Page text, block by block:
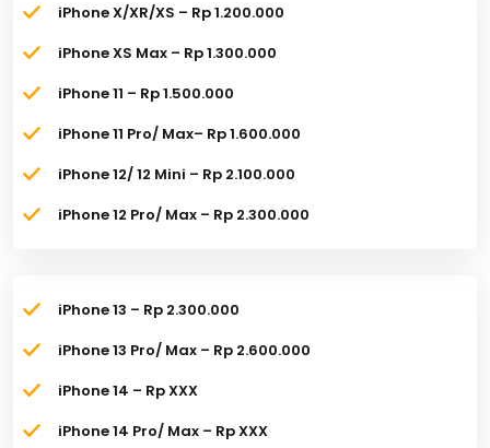
iPhone X/XR/XS – Rp 1.200.000
iPhone XS Max – Rp 1.300.000
iPhone 11 – Rp 1.500.000
iPhone 11 Pro/ Max– Rp 1.600.000
iPhone 12/ 12 Mini – Rp 2.100.000
iPhone 12 Pro/ Max – Rp 2.300.000
iPhone 13 – Rp 2.300.000
iPhone 13 Pro/ Max – Rp 2.600.000
iPhone 14 – Rp XXX
iPhone 14 Pro/ Max – Rp XXX